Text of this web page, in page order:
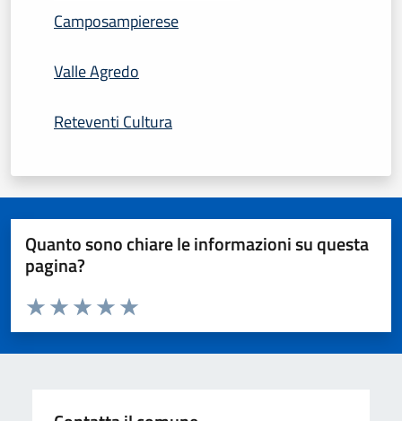
Camposampierese
Valle Agredo
Reteventi Cultura
Quanto sono chiare le informazioni su questa
pagina?
Domanda
Valuta da 1 a 5 stelle la pagina
Valuta 5 stelle su 5
Valuta 4 stelle su 5
Valuta 3 stelle su 5
Valuta 2 stelle su 5
Valuta 1 stelle su 5